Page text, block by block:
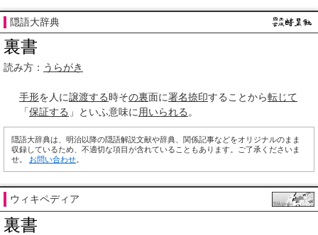
隠語大辞典
裏書
読み方： うらがき
手形を人に譲渡する時その裏面に署名捺印することから転じて
「保証する 」といふ意味に 用いられる 。
隠語大辞典は、明治以降の隠語解説文献や辞典、関係記事などをオリジナルのまま
収録しているため、不適切な項目が含れていることもあります。ご了承くださいま
せ。 お問い合わせ
ウィキペディア
裏書